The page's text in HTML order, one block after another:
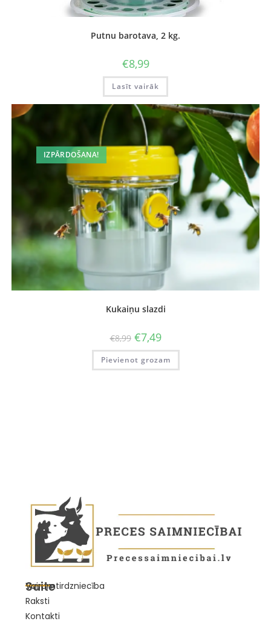
Putnu barotava, 2 kg.
€8,99
Lasīt vairāk
IZPĀRDOŠANA!
Kukaiņu slazdi
€8,99 €7,49
Pievienot grozam
Saite
Vairumtirdzniecība
Raksti
Kontakti